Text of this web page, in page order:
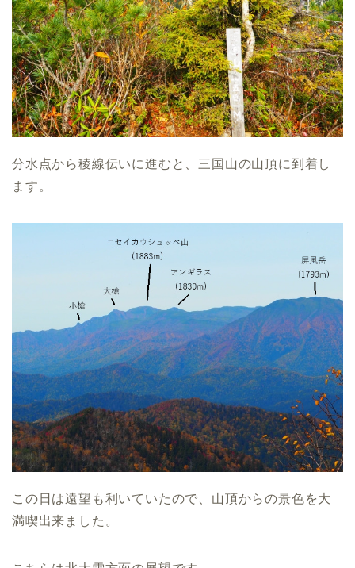
分水点から稜線伝いに進むと、三国山の山頂に到着し
ます。
この日は遠望も利いていたので、山頂からの景色を大
満喫出来ました。